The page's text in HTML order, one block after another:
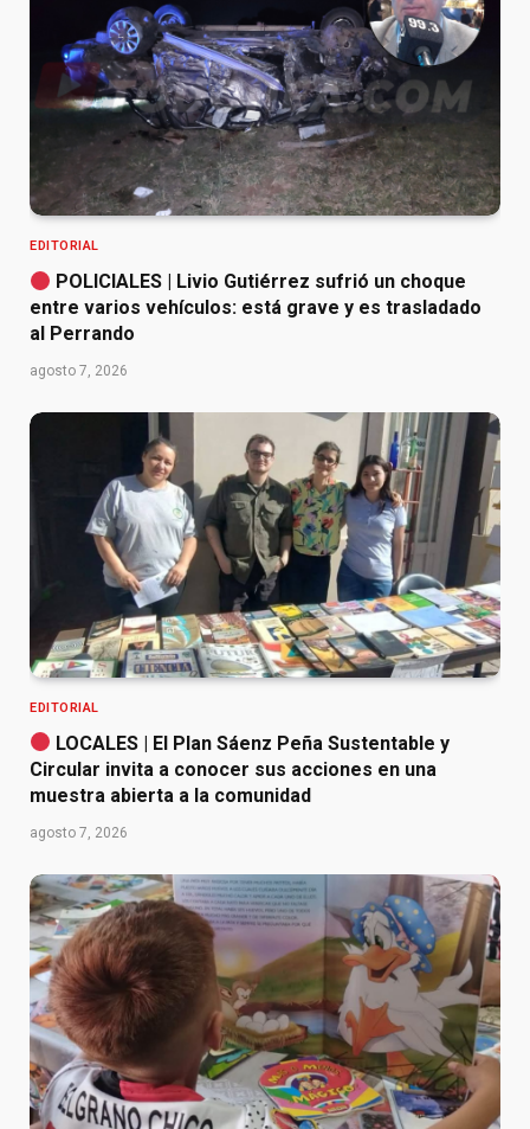
EDITORIAL
POLICIALES | Livio Gutiérrez sufrió un choque
entre varios vehículos: está grave y es trasladado
al Perrando
agosto 7, 2026
EDITORIAL
LOCALES | El Plan Sáenz Peña Sustentable y
Circular invita a conocer sus acciones en una
muestra abierta a la comunidad
agosto 7, 2026